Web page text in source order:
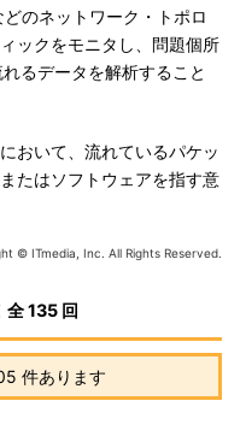
のネットワーク・トポロ
ックをモニタし、問題個所
るデータを解析すること
おいて、流れているパケッ
たはソフトウェアを指す意
© ITmedia, Inc. All Rights Reserved.
全 135 回
件あります